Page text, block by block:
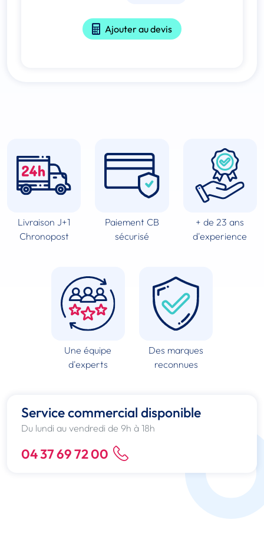
Ajouter au devis
Livraison J+1
Chronopost
Paiement CB
sécurisé
+ de 23 ans
d'experience
Une équipe
d'experts
Des marques
reconnues
Service commercial disponible
Du lundi au vendredi de 9h à 18h
04 37 69 72 00